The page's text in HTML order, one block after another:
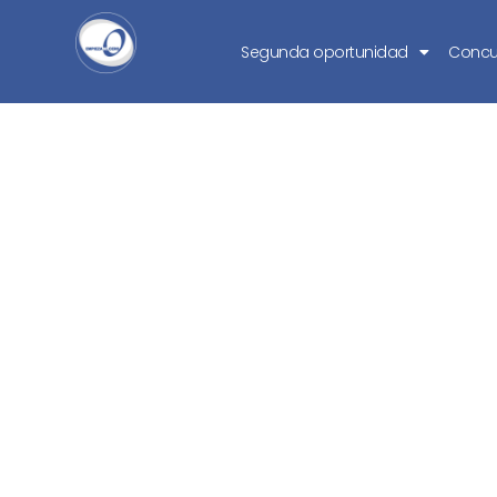
Segunda oportunidad